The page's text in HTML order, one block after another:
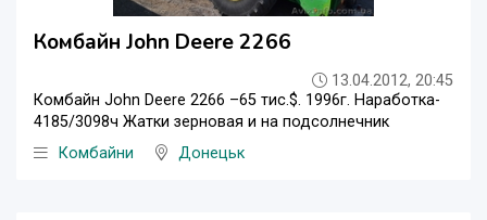
Комбайн John Deere 2266
13.04.2012, 20:45
Комбайн John Deere 2266 –65 тис.$. 1996г. Наработка-
4185/3098ч Жатки зерновая и на подсолнечник
Комбайни
Донецьк